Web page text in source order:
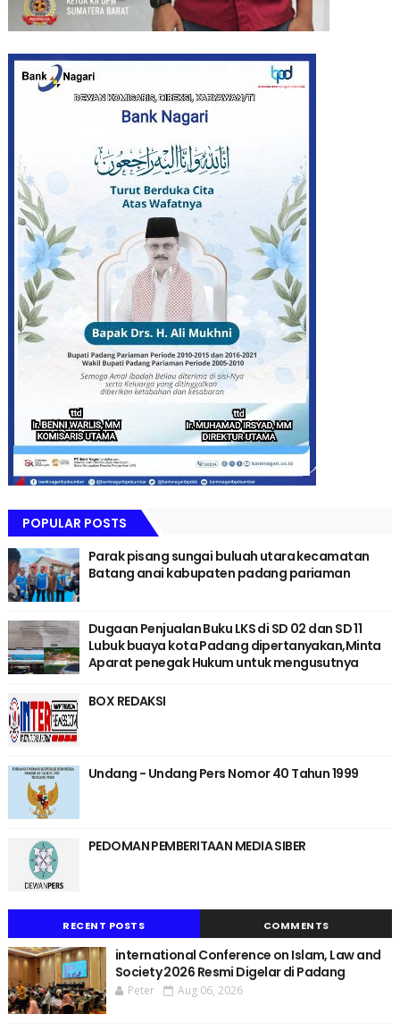
POPULAR POSTS
Parak pisang sungai buluah utara kecamatan
Batang anai kabupaten padang pariaman
Dugaan Penjualan Buku LKS di SD 02 dan SD 11
Lubuk buaya kota Padang dipertanyakan,Minta
Aparat penegak Hukum untuk mengusutnya
BOX REDAKSI
Undang - Undang Pers Nomor 40 Tahun 1999
PEDOMAN PEMBERITAAN MEDIA SIBER
RECENT POSTS COMMENTS
international Conference on Islam, Law and
Society 2026 Resmi Digelar di Padang
Peter Aug 06, 2026